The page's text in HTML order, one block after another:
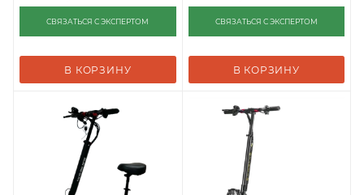
СВЯЗАТЬСЯ С ЭКСПЕРТОМ
В КОРЗИНУ
СВЯЗАТЬСЯ С ЭКСПЕРТОМ
В КОРЗИНУ